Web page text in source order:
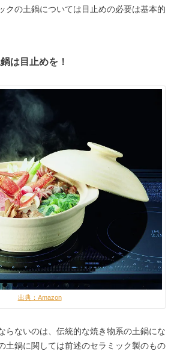
クの土鍋については目止めの必要は基本的
は目止めを！
出典：Amazon
らないのは、伝統的な焼き物系の土鍋にな
土鍋に関しては前述のセラミック製のもの